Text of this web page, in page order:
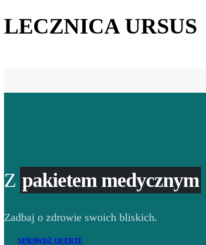
LECZNICA URSUS
Z pakietem medycznym
Zadbaj o zdrowie swoich bliskich.
SPRAWDŹ OFERTĘ